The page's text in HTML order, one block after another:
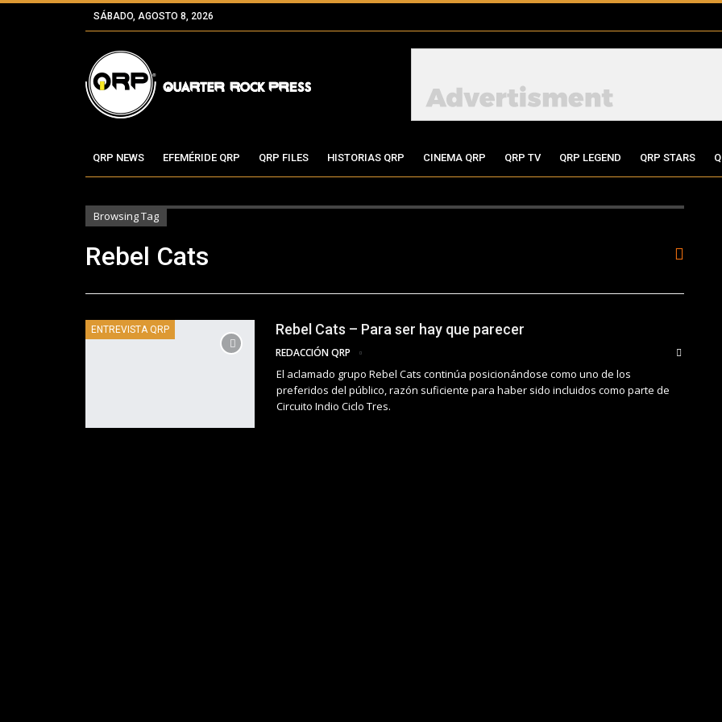
SÁBADO, AGOSTO 8, 2026
QRP NEWS EFEMÉRIDE QRP QRP FILES HISTORIAS QRP CINEMA QRP QRP TV QRP LEGEND QRP STARS
Browsing Tag
Rebel Cats
ENTREVISTA QRP Rebel Cats – Para ser hay que parecer
REDACCIÓN QRP
El aclamado grupo Rebel Cats continúa posicionándose como uno de los
preferidos del público, razón suficiente para haber sido incluidos como parte de
Circuito Indio Ciclo Tres.